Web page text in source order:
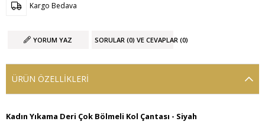
Kargo Bedava
YORUM YAZ SORULAR (0) VE CEVAPLAR (0)
ÜRÜN ÖZELLIKLERI
Kadın Yıkama Deri Çok Bölmeli Kol Çantası - Siyah